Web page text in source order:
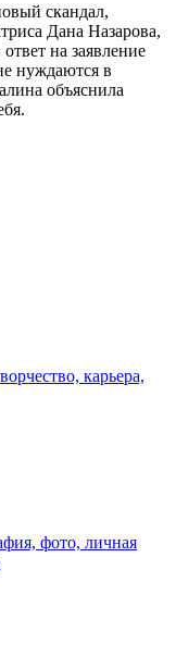
скандал,
Дана Назарова,
на заявление
нуждаются в
объяснила
карьера,
фото, личная